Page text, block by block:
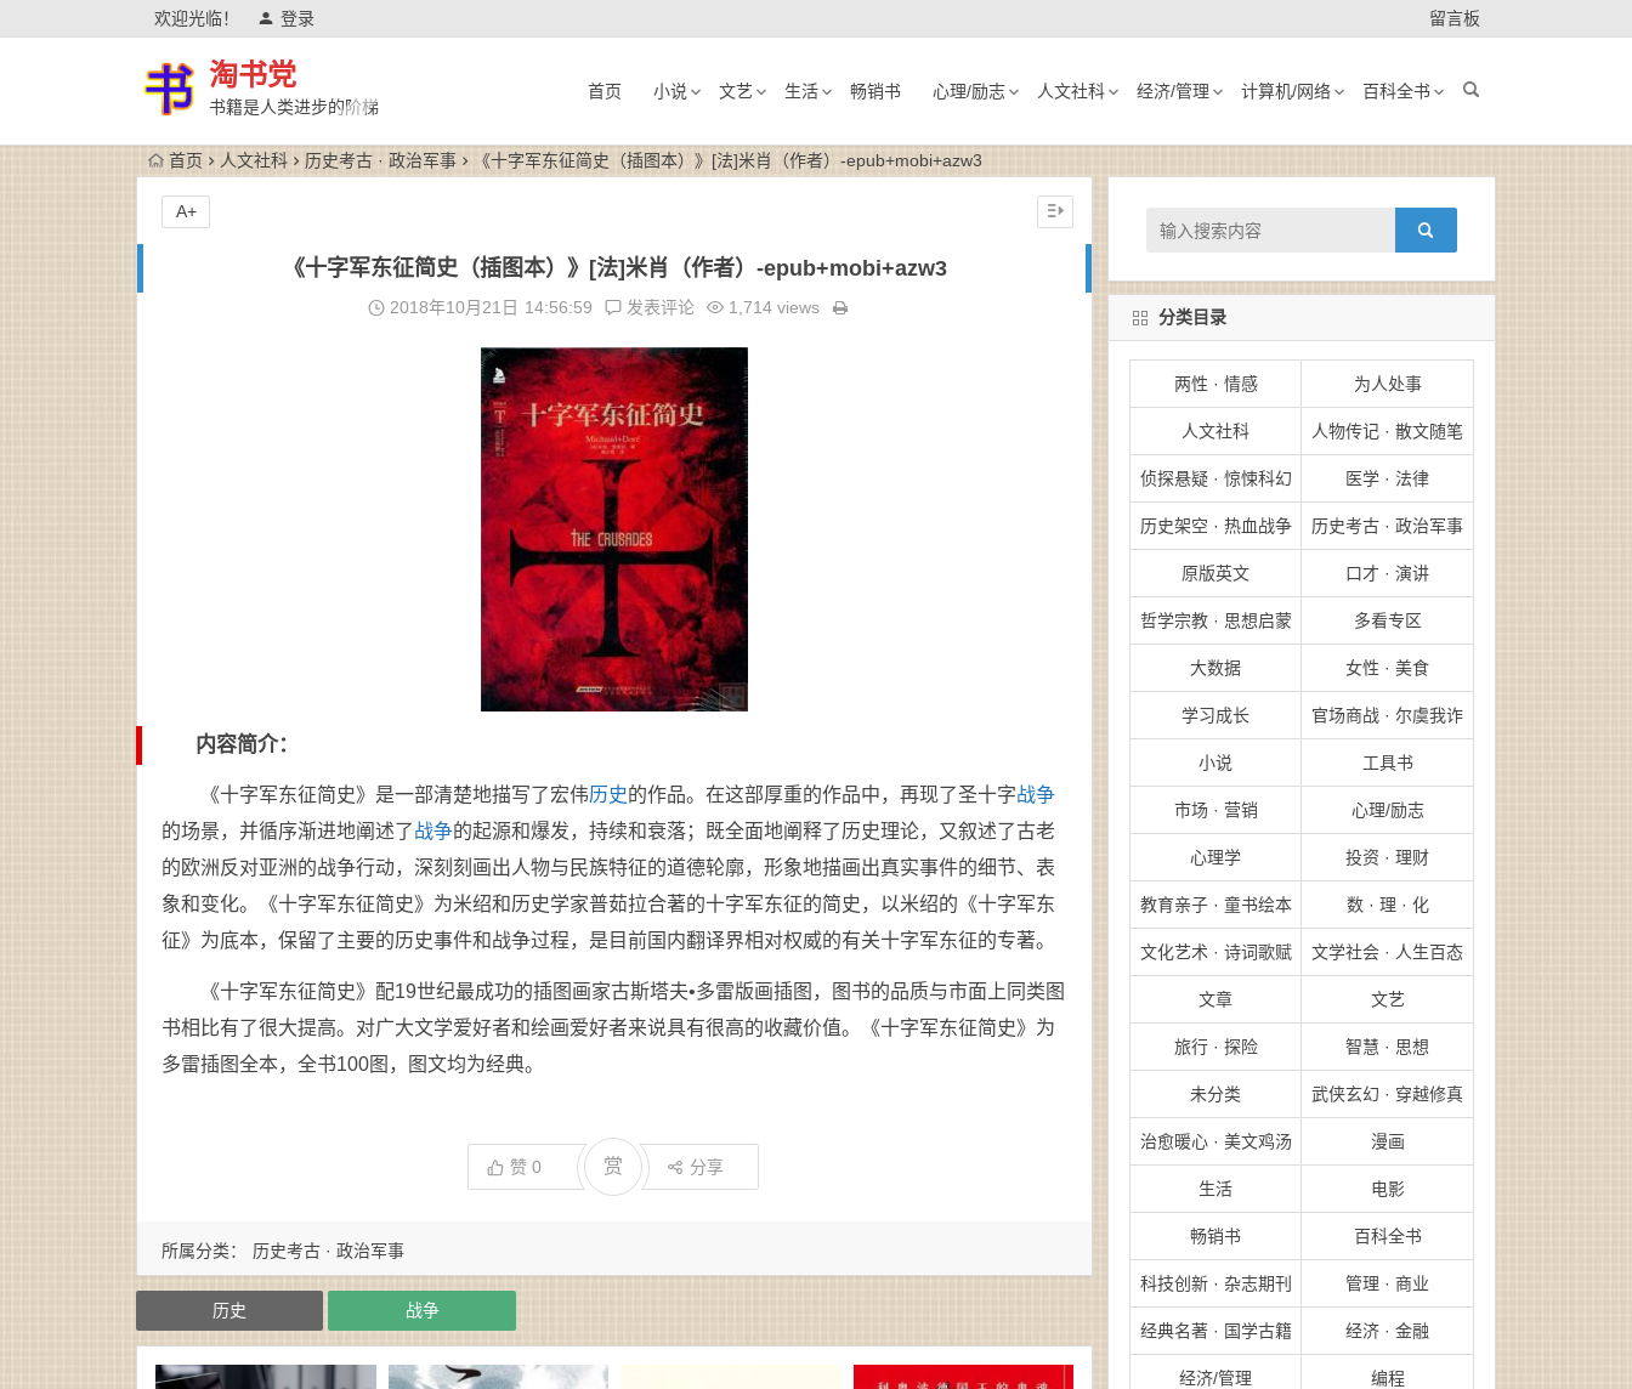
欢迎光临！ 登录 留言板
淘书党
书籍是人类进步的阶梯
首页 小说 文艺 生活 畅销书 心理/励志 人文社科 经济/管理 计算机/网络 百科全书
首页 人文社科 历史考古 · 政治军事 《十字军东征简史（插图本）》[法]米肖（作者）-epub+mobi+azw3
《十字军东征简史（插图本）》[法]米肖（作者）-epub+mobi+azw3
2018年10月21日 14:56:59 发表评论 1,714 views
内容简介：
《十字军东征简史》是一部清楚地描写了宏伟历史的作品。在这部厚重的作品中，再现了圣十字战争
的场景，并循序渐进地阐述了战争的起源和爆发，持续和衰落；既全面地阐释了历史理论，又叙述了古老
的欧洲反对亚洲的战争行动，深刻刻画出人物与民族特征的道德轮廓，形象地描画出真实事件的细节、表
象和变化。《十字军东征简史》为米绍和历史学家普茹拉合著的十字军东征的简史，以米绍的《十字军东
征》为底本，保留了主要的历史事件和战争过程，是目前国内翻译界相对权威的有关十字军东征的专著。
《十字军东征简史》配19世纪最成功的插图画家古斯塔夫•多雷版画插图，图书的品质与市面上同类图
书相比有了很大提高。对广大文学爱好者和绘画爱好者来说具有很高的收藏价值。《十字军东征简史》为
多雷插图全本，全书100图，图文均为经典。
赞 0 赏 分享
A+
所属分类： 历史考古 · 政治军事
历史 战争
分类目录
两性 · 情感 为人处事
人文社科 人物传记 · 散文随笔
侦探悬疑 · 惊悚科幻 医学 · 法律
历史架空 · 热血战争 历史考古 · 政治军事
原版英文 口才 · 演讲
哲学宗教 · 思想启蒙 多看专区
大数据 女性 · 美食
学习成长 官场商战 · 尔虞我诈
小说 工具书
市场 · 营销 心理/励志
心理学 投资 · 理财
教育亲子 · 童书绘本 数 · 理 · 化
文化艺术 · 诗词歌赋 文学社会 · 人生百态
文章 文艺
旅行 · 探险 智慧 · 思想
未分类 武侠玄幻 · 穿越修真
治愈暖心 · 美文鸡汤 漫画
生活 电影
畅销书 百科全书
科技创新 · 杂志期刊 管理 · 商业
经典名著 · 国学古籍 经济 · 金融
经济/管理 编程